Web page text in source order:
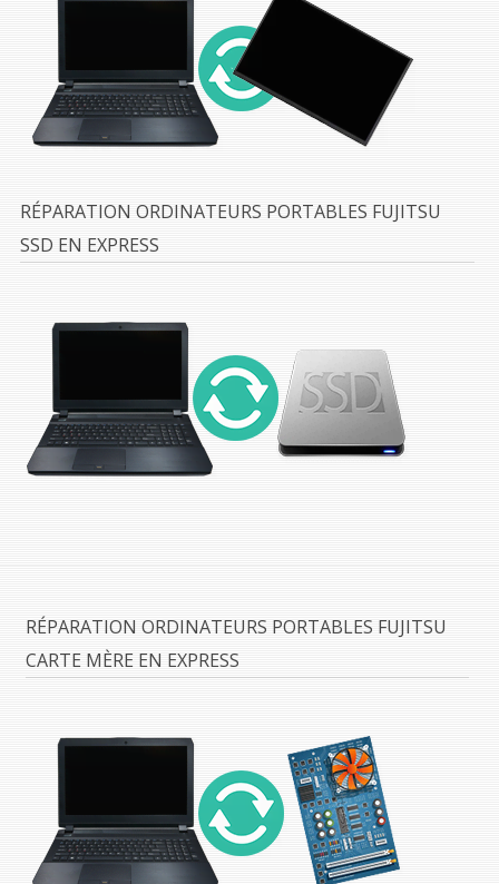
RÉPARATION ORDINATEURS PORTABLES FUJITSU
SSD EN EXPRESS
RÉPARATION ORDINATEURS PORTABLES FUJITSU
CARTE MÈRE EN EXPRESS